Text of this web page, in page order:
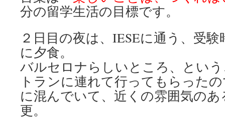
分の留学生活の目標です。
２日目の夜は、IESEに通う、受
に夕食。
バルセロナらしいところ、とい
トランに連れて行ってもらった
に混んでいて、近くの雰囲気の
更。